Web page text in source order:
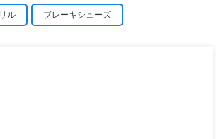
ル ブレーキシューズ